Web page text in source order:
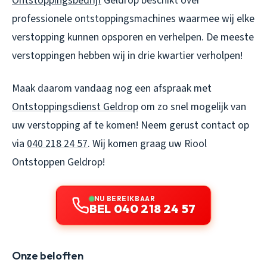
professionele ontstoppingsmachines waarmee wij elke
verstopping kunnen opsporen en verhelpen. De meeste
verstoppingen hebben wij in drie kwartier verholpen!
Maak daarom vandaag nog een afspraak met
Ontstoppingsdienst Geldrop om zo snel mogelijk van
uw verstopping af te komen! Neem gerust contact op
via 040 218 24 57. Wij komen graag uw Riool
Ontstoppen Geldrop!
NU BEREIKBAAR
BEL 040 218 24 57
Onze beloften